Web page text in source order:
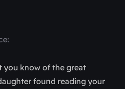
you know of the great
found reading your